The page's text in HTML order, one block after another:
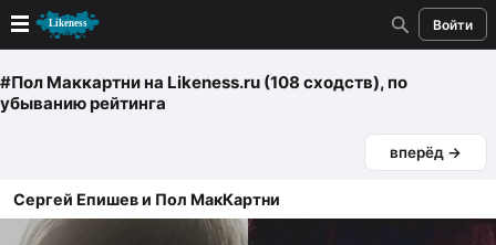
Войти
Новые
Голосование
#Пол Маккартнина Likeness.ru (108 сходств), по
убыванию рейтинга
вперёд →
Сергей Епишев и Пол МакКартни